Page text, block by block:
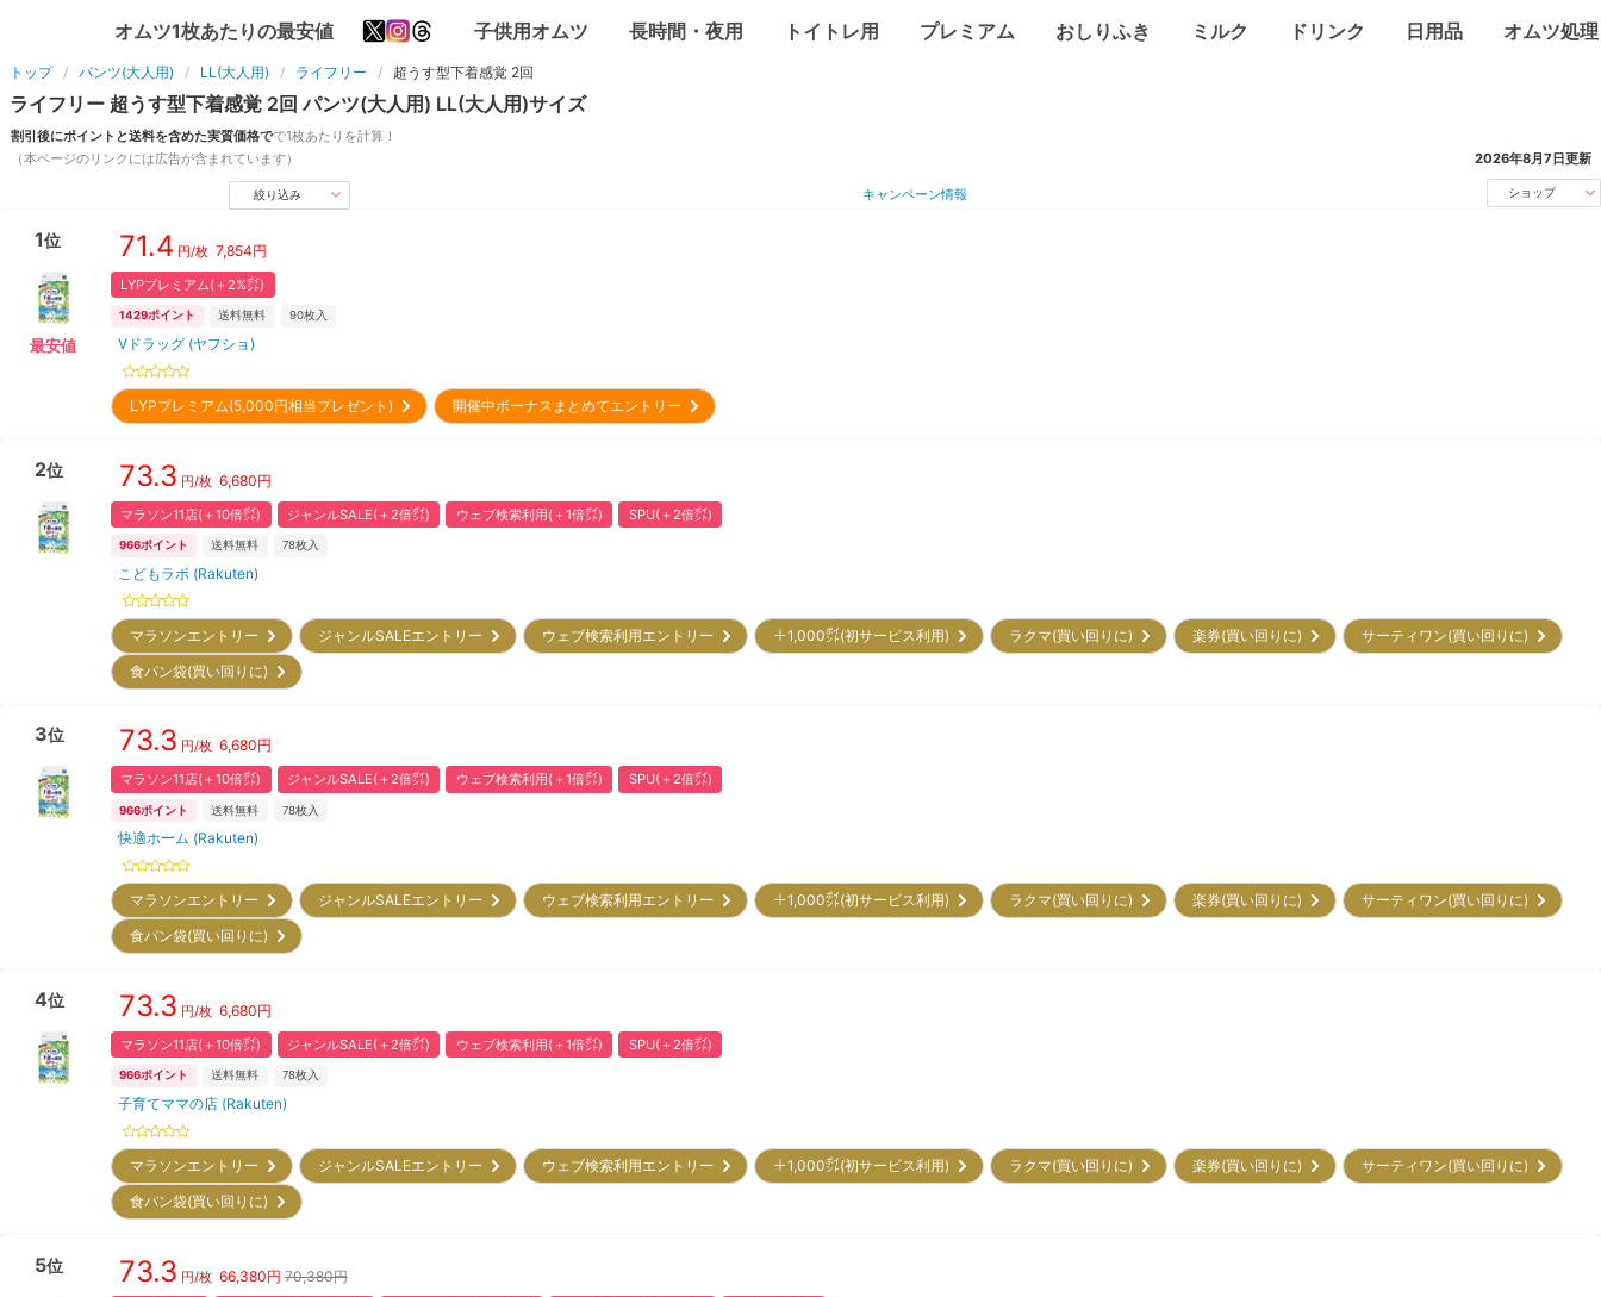
オムツ1枚あたりの最安値 子供用オムツ 長時間・夜用 トイトレ用 プレミアム おしりふき ミルク ドリンク 日用品 オムツ処理
トップ パンツ(大人用) LL(大人用) ライフリー 超うす型下着感覚 2回
ライフリー 超うす型下着感覚 2回 パンツ(大人用) LL(大人用)サイズ
割引後にポイントと送料を含めた実質価格でで1枚あたりを計算！
（本ページのリンクには広告が含まれています）
2026年8月7日更新
絞り込み キャンペーン情報 ショップ
1位
最安値
71.4 円/枚 7,854円
LYPプレミアム(＋2%㌽)
1429ポイント 送料無料 90枚入
Vドラッグ (ヤフショ)
LYPプレミアム(5,000円相当プレゼント) 開催中ボーナスまとめてエントリー
2位 73.3 円/枚 6,680円
マラソン11店(＋10倍㌽) ジャンルSALE(＋2倍㌽) ウェブ検索利用(＋1倍㌽) SPU(＋2倍㌽)
966ポイント 送料無料 78枚入
こどもラボ (Rakuten)
マラソンエントリー ジャンルSALEエントリー ウェブ検索利用エントリー ＋1,000㌽(初サービス利用) ラクマ(買い回りに) 楽券(買い回りに)
サーティワン(買い回りに)
食パン袋(買い回りに)
3位 73.3 円/枚 6,680円
マラソン11店(＋10倍㌽) ジャンルSALE(＋2倍㌽) ウェブ検索利用(＋1倍㌽) SPU(＋2倍㌽)
966ポイント 送料無料 78枚入
快適ホーム (Rakuten)
マラソンエントリー ジャンルSALEエントリー ウェブ検索利用エントリー ＋1,000㌽(初サービス利用) ラクマ(買い回りに) 楽券(買い回りに)
サーティワン(買い回りに)
食パン袋(買い回りに)
4位 73.3 円/枚 6,680円
マラソン11店(＋10倍㌽) ジャンルSALE(＋2倍㌽) ウェブ検索利用(＋1倍㌽) SPU(＋2倍㌽)
966ポイント 送料無料 78枚入
子育てママの店 (Rakuten)
マラソンエントリー ジャンルSALEエントリー ウェブ検索利用エントリー ＋1,000㌽(初サービス利用) ラクマ(買い回りに) 楽券(買い回りに)
サーティワン(買い回りに)
食パン袋(買い回りに)
5位 73.3 円/枚 66,380円 70,380円